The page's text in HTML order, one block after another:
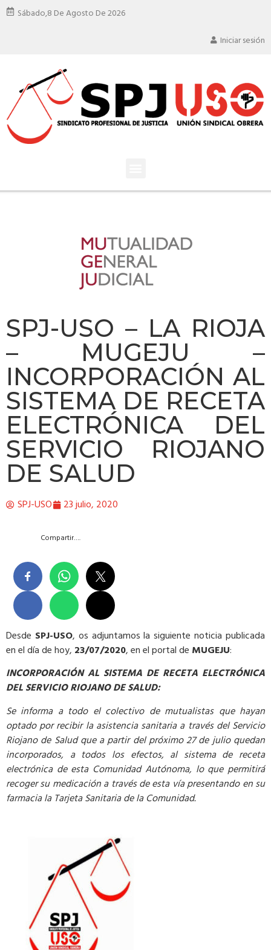
Sábado,8 De Agosto De 2026
Iniciar sesión
SPJ-USO – LA RIOJA
– MUGEJU –
INCORPORACIÓN AL
SISTEMA DE RECETA
ELECTRÓNICA DEL
SERVICIO RIOJANO
DE SALUD
SPJ-USO 23 julio, 2020
Compartir….
Desde SPJ-USO, os adjuntamos la siguiente noticia publicada
en el día de hoy, 23/07/2020, en el portal de MUGEJU:
INCORPORACIÓN AL SISTEMA DE RECETA ELECTRÓNICA
DEL SERVICIO RIOJANO DE SALUD:
Se informa a todo el colectivo de mutualistas que hayan
optado por recibir la asistencia sanitaria a través del Servicio
Riojano de Salud que a partir del próximo 27 de julio quedan
incorporados, a todos los efectos, al sistema de receta
electrónica de esta Comunidad Autónoma, lo que permitirá
recoger su medicación a través de esta vía presentando en su
farmacia la Tarjeta Sanitaria de la Comunidad.